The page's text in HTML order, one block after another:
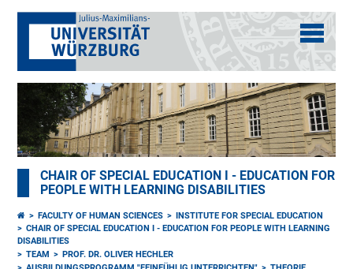
CHAIR OF SPECIAL EDUCATION I - EDUCATION FOR
PEOPLE WITH LEARNING DISABILITIES
FACULTY OF HUMAN SCIENCES
INSTITUTE FOR SPECIAL EDUCATION
CHAIR OF SPECIAL EDUCATION I - EDUCATION FOR PEOPLE WITH LEARNING
DISABILITIES
TEAM
PROF. DR. OLIVER HECHLER